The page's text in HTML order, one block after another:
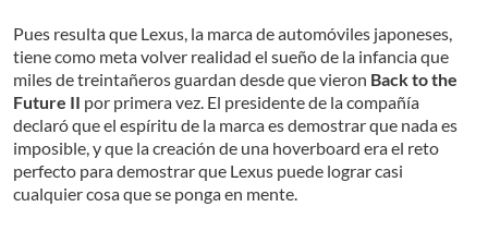
Pues resulta que Lexus, la marca de automóviles japoneses,
tiene como meta volver realidad el sueño de la infancia que
miles de treintañeros guardan desde que vieron Back to the
Future II por primera vez. El presidente de la compañía
declaró que el espíritu de la marca es demostrar que nada es
imposible, y que la creación de una hoverboard era el reto
perfecto para demostrar que Lexus puede lograr casi
cualquier cosa que se ponga en mente.